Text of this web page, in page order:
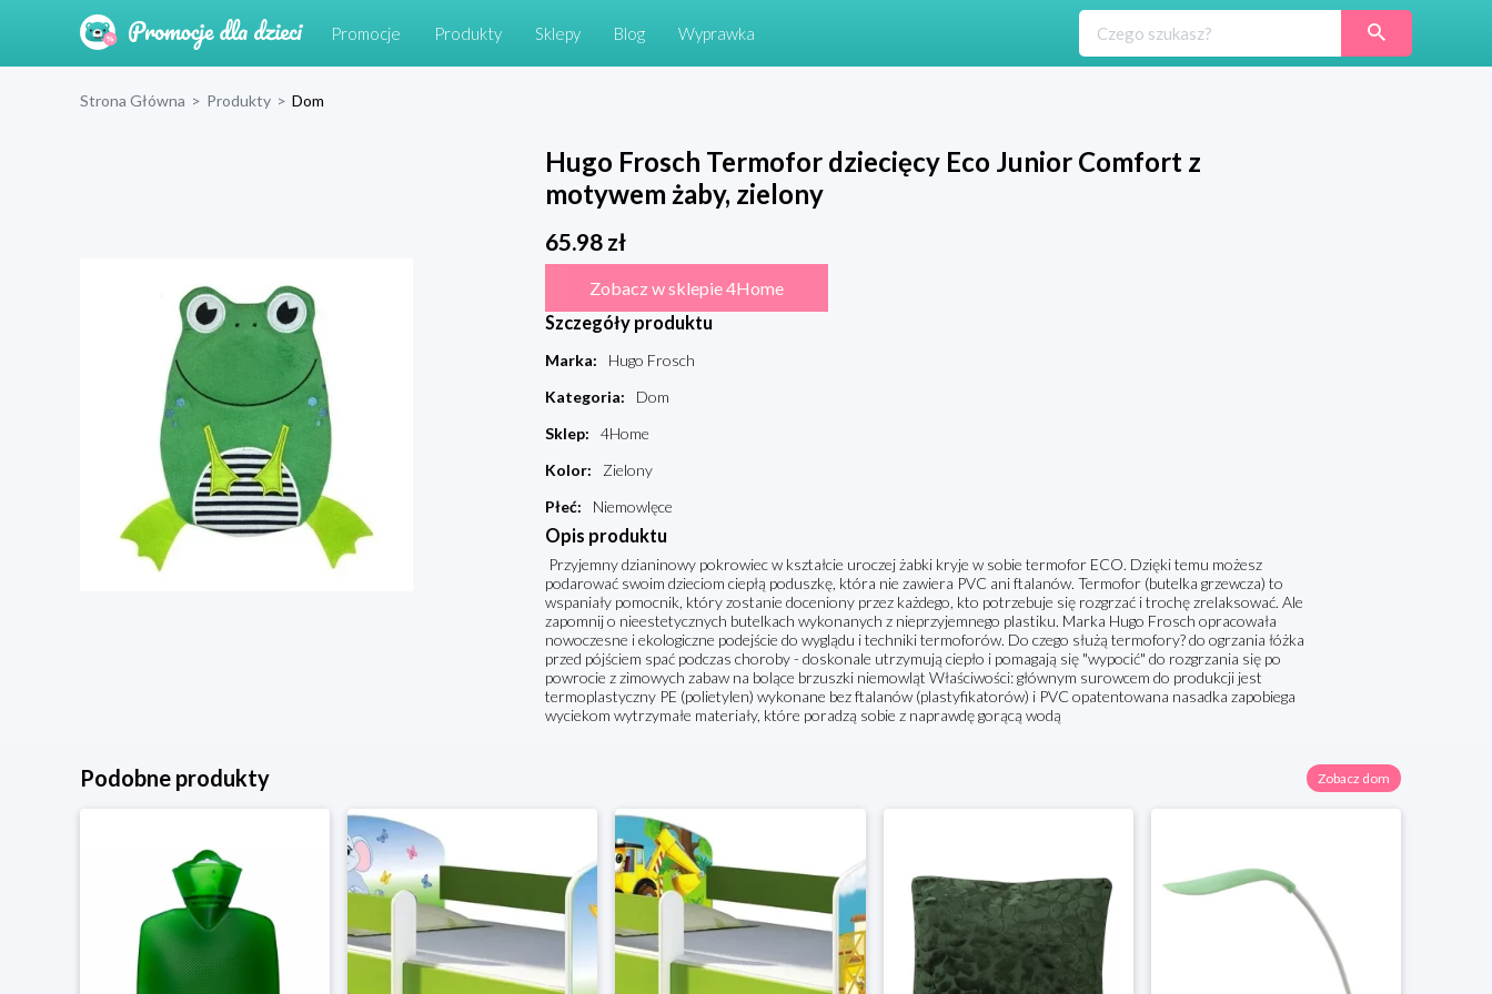
Promocje Produkty Sklepy Blog Wyprawka
Strona Główna > Produkty > Dom
Hugo Frosch Termofor dziecięcy Eco Junior Comfort z
motywem żaby, zielony
65.98zł
Zobacz w sklepie 4Home
Szczegóły produktu
Marka:
Hugo Frosch
Kategoria:
Dom
Sklep:
4Home
Kolor:
Zielony
Płeć: Niemowlęce
Opis produktu
Przyjemny dzianinowy pokrowiec w kształcie uroczej żabki kryje w sobie termofor ECO. Dzięki temu możesz
podarować swoim dzieciom ciepłą poduszkę, która nie zawiera PVC ani ftalanów. Termofor (butelka grzewcza) to
wspaniały pomocnik, który zostanie doceniony przez każdego, kto potrzebuje się rozgrzać i trochę zrelaksować. Ale
zapomnij o nieestetycznych butelkach wykonanych z nieprzyjemnego plastiku. Marka Hugo Frosch opracowała
nowoczesne i ekologiczne podejście do wyglądu i techniki termoforów. Do czego służą termofory? do ogrzania łóżka
przed pójściem spać podczas choroby - doskonale utrzymują ciepło i pomagają się "wypocić" do rozgrzania się po
powrocie z zimowych zabaw na bolące brzuszki niemowląt Właściwości: głównym surowcem do produkcji jest
termoplastyczny PE (polietylen) wykonane bez ftalanów (plastyfikatorów) i PVC opatentowana nasadka zapobiega
wyciekom wytrzymałe materiały, które poradzą sobie z naprawdę gorącą wodą
Podobne produkty Zobacz dom